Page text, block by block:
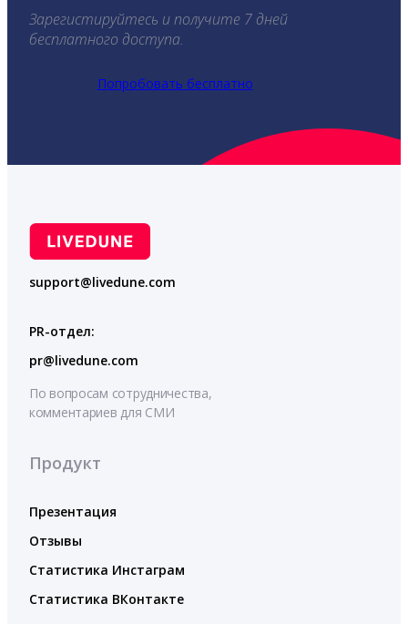
Зарегистируйтесь и получите 7 дней
бесплатного доступа.
Попробовать бесплатно
support@livedune.com
PR-отдел:
pr@livedune.com
По вопросам сотрудничества,
комментариев для СМИ
Продукт
Презентация
Отзывы
Статистика Инстаграм
Статистика ВКонтакте